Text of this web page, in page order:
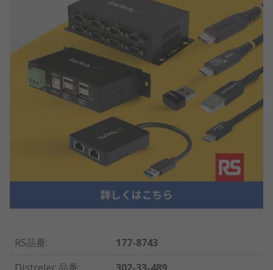
RS品番:
177-8743